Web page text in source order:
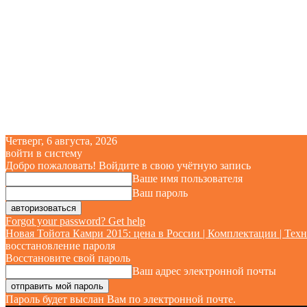
Четверг, 6 августа, 2026
войти в систему
Добро пожаловать! Войдите в свою учётную запись
Ваше имя пользователя
Ваш пароль
Forgot your password? Get help
Новая Тойота Камри 2015: цена в России | Комплектации |
восстановление пароля
Восстановите свой пароль
Ваш адрес электронной почты
Пароль будет выслан Вам по электронной почте.